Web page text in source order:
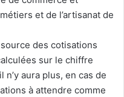
et de l’artisanat de
des cotisations
sur le chiffre
aura plus, en cas de
à attendre comme